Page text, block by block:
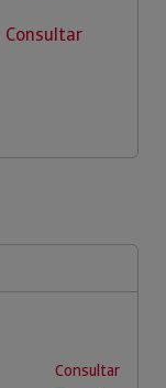
Consultar
Consultar